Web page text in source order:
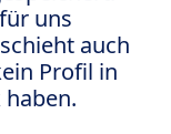
uns
auch
Profil in